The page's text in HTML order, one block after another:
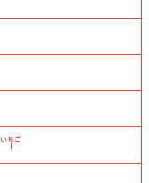
いちご
I